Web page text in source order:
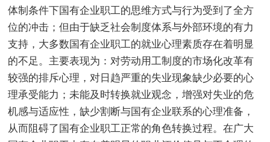
体制条件下国有企业职工的思维方式与行为受到了全方
位的冲击；但由于缺乏社会制度体系与外部环境的有力
支持，大多数国有企业职工的就业心理素质存在着明显
的不足。主要表现为：对劳动用工制度的市场化改革有
较强的排斥心理，对日趋严重的失业现象缺少必要的心
理承受能力；未能及时转换就业观念，增强对失业的危
机感与适应性，缺少割断与国有企业联系的心理准备，
从而阻碍了国有企业职工正常的角色转换过程。在广大